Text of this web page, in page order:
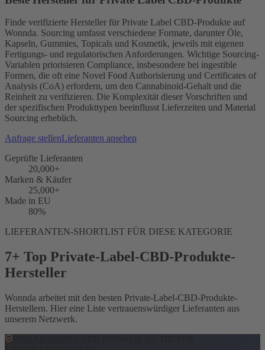
Finde verifizierte Hersteller für Private Label CBD-Produkte auf
Wonnda. Sourcing umfasst verschiedene Formate, darunter Öle,
Kapseln, Gummies, Topicals und Kosmetik, jeweils mit eigenen
Fertigungs- und regulatorischen Anforderungen. Wichtige Sourcing-
Variablen priorisieren Compliance, insbesondere bei ingestible
Formen, die oft eine Novel Food Authorisierung und Certificates of
Analysis (CoA) erfordern, um den Cannabinoid-Gehalt und die
Reinheit zu verifizieren. Die Komplexität dieser Vorschriften und
der spezifischen Produkttypen beeinflusst Lieferzeiten und Material
Sourcing erheblich.
Anfrage stellenLieferanten ansehen
Geprüfte Lieferanten
20,000+
Marken & Käufer
25,000+
Made in EU
80%
LIEFERANTEN-SHORTLIST FÜR DIESE KATEGORIE
7+ Top Private-Label-CBD-Produkte-
Hersteller
Wonnda arbeitet mit den besten Private-Label-CBD-Produkte-
Herstellern. Hier eine Liste vertrauenswürdiger Lieferanten aus
unserem Netzwerk.